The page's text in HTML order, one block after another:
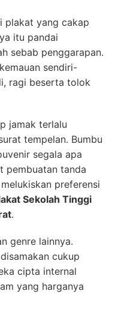
plakat yang cakap
itu pandai
sebab penggarapan.
sendiri-
ragi beserta tolok
jamak terlalu
tempelan. Bumbu
segala apa
pembuatan tanda
preferensi
Sekolah Tinggi
.
genre lainnya.
cukup
cipta internal
yang harganya